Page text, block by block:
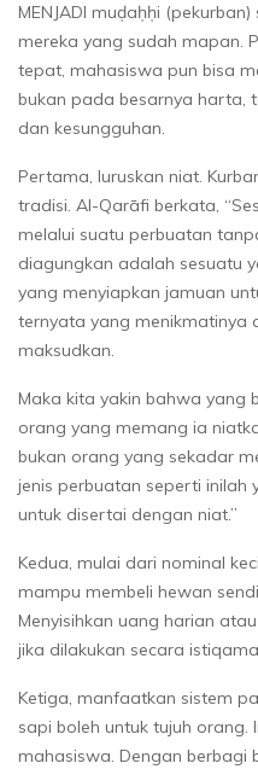
MENJADI muḍaḥḥi
mereka yang sudah mapan.
tepat, mahasiswa pun bisa
bukan pada besarnya harta,
dan kesungguhan.
Pertama, luruskan niat.
tradisi. Al-Qarāfi berkata,
melalui suatu perbuatan
diagungkan adalah sesuatu
yang menyiapkan jamuan
ternyata yang menikmatinya
maksudkan.
Maka kita yakin bahwa yang
orang yang memang ia
bukan orang yang sekadar
jenis perbuatan seperti inilah
untuk disertai dengan niat.”
Kedua, mulai dari nominal
mampu membeli hewan
Menyisihkan uang harian
jika dilakukan secara
Ketiga, manfaatkan sistem
sapi boleh untuk tujuh orang.
mahasiswa. Dengan berbagi